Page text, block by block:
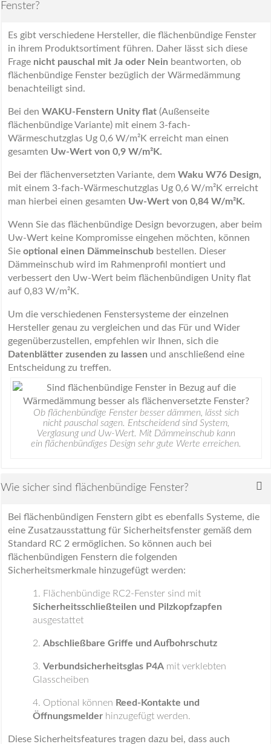
Fenster?
Es gibt verschiedene Hersteller, die flächenbündige Fenster
in ihrem Produktsortiment führen. Daher lässt sich diese
Frage nicht pauschal mit Ja oder Nein beantworten, ob
flächenbündige Fenster bezüglich der Wärmedämmung
benachteiligt sind.
Bei den WAKU-Fenstern Unity flat (Außenseite
flächenbündige Variante) mit einem 3-fach-
Wärmeschutzglas Ug 0,6 W/m²K erreicht man einen
gesamten Uw-Wert von 0,9 W/m²K.
Bei der flächenversetzten Variante, dem Waku W76 Design,
mit einem 3-fach-Wärmeschutzglas Ug 0,6 W/m²K erreicht
man hierbei einen gesamten Uw-Wert von 0,84 W/m²K.
Wenn Sie das flächenbündige Design bevorzugen, aber beim
Uw-Wert keine Kompromisse eingehen möchten, können
Sie optional einen Dämmeinschub bestellen. Dieser
Dämmeinschub wird im Rahmenprofil montiert und
verbessert den Uw-Wert beim flächenbündigen Unity flat
auf 0,83 W/m²K.
Um die verschiedenen Fenstersysteme der einzelnen
Hersteller genau zu vergleichen und das Für und Wider
gegenüberzustellen, empfehlen wir Ihnen, sich die
Datenblätter zusenden zu lassen und anschließend eine
Entscheidung zu treffen.
Ob flächenbündige Fenster besser dämmen, lässt sich
nicht pauschal sagen. Entscheidend sind System,
Verglasung und Uw-Wert. Mit Dämmeinschub kann
ein flächenbündiges Design sehr gute Werte erreichen.
Wie sicher sind flächenbündige Fenster?
Bei flächenbündigen Fenstern gibt es ebenfalls Systeme, die
eine Zusatzausstattung für Sicherheitsfenster gemäß dem
Standard RC 2 ermöglichen. So können auch bei
flächenbündigen Fenstern die folgenden
Sicherheitsmerkmale hinzugefügt werden:
Flächenbündige RC2-Fenster sind mit
Sicherheitsschließteilen und Pilzkopfzapfen
ausgestattet
Abschließbare Griffe und Aufbohrschutz
Verbundsicherheitsglas P4A mit verklebten
Glasscheiben
Optional können Reed-Kontakte und
Öffnungsmelder hinzugefügt werden.
Diese Sicherheitsfeatures tragen dazu bei, dass auch